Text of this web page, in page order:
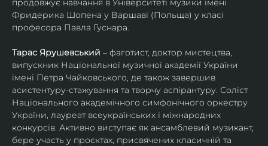
продовжує навчання в Університеті музики імені
Фридерика Шопена у Варшаві (Польща) у класі
професора Павла Гуснара.
Тарас Ярушевський – фаготист, доктор мистецтва,
випускник Національної музичної академії України
імені Петра Чайковського, де також завершив
асистентуру-стажування та творчу аспірантуру. Соліст
Національного академічного симфонічного оркестру
України, лауреат всеукраїнських і міжнародних
конкурсів. Активно виступає як ансамблевий музикант,
бере участь у проєктах, присвячених класичній та